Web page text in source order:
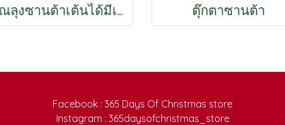
คุณลุงซานต้าเต้นได้มีเพลง 90cm ตุ๊กตาซานต้า
Facebook : 365 Days Of Christmas store
Instagram : 365daysofchristmas_store